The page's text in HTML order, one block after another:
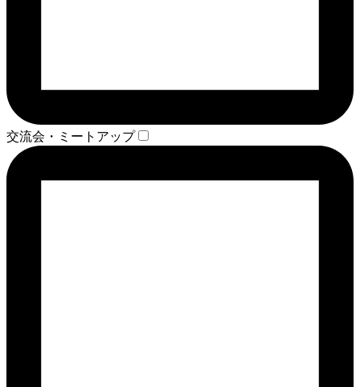
交流会・ミートアップ